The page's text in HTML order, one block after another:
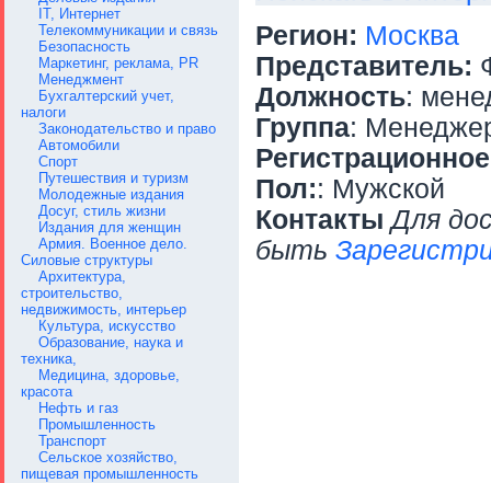
IT, Интернет
Телекоммуникации и связь
Безопасность
Маркетинг, реклама, PR
Менеджмент
Бухгалтерский учет,
налоги
Законодательство и право
Автомобили
Спорт
Путешествия и туризм
Молодежные издания
Досуг, стиль жизни
Издания для женщин
Армия. Военное дело.
Силовые структуры
Архитектура,
строительство,
недвижимость, интерьер
Культура, искусство
Образование, наука и
техника,
Медицина, здоровье,
красота
Нефть и газ
Промышленность
Транспорт
Сельское хозяйство,
пищевая промышленность
Регион: Москва
Представитель:
Должность:
Группа:
Пол:: Мужской
Контакты Для
быть